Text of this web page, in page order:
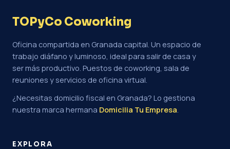
TOPyCo Coworking
Oficina compartida en Granada capital. Un espacio de
trabajo diáfano y luminoso, ideal para salir de casa y
ser más productivo. Puestos de coworking, sala de
reuniones y servicios de oficina virtual.
¿Necesitas domicilio fiscal en Granada? Lo gestiona
nuestra marca hermana Domicilia Tu Empresa.
EXPLORA